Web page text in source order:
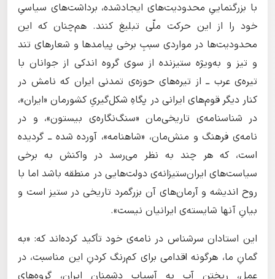
با بزرگنماییِ محدودیت‌های ایجادشده، برداشت‌های سیاسیِ
خود را از این حرکت ملّی تبلیغ کنند. هم‌چنان که این
محدودیت‌ها در مواردی سببِ برخی پیامدها و شعارهای تند
و تیز و به‌ویژه ستیزنده از سوی گروه اندکی از جوانان با
تیره‌ی عرب ــ از تیره‌های حوزه‌ی تمدنی ایران که نامش در
کنار دیگر قوم‌های ایرانی در پگاهِ شکل‌گیریِ کشورمان «ایران»،
در شناسنامه‌ی تاریخی‌مان «سنگ‌نگاره‌ی بیستون»، و در
نامه‌ی فرهنگ و منش‌مان، «شاهنامه»، آورده شده ــ گردیده
است، که هر چند به نظر می‌رسد در واکنش به برخی
سیاست‌های ایران‌ستیزانه‌ی دولت‌هایی در منطقه باشد اما با
روح اندیشه و آرمان‌های آن بزرگمرد تاریخی در ستیز است و
بیانِ آنها شایسته‌ی ایرانیان نیست».
این استادان سرشناس در نامه‌ی خود تأکید کرده‌اند که: «به
گمانِ ما، هرگونه اقدامی برای کم‌رنگ‌ کردنِ این مناسبت، در
عمل، ریختن آب به آسیاب دشمنان ایران، گروه‌‌های